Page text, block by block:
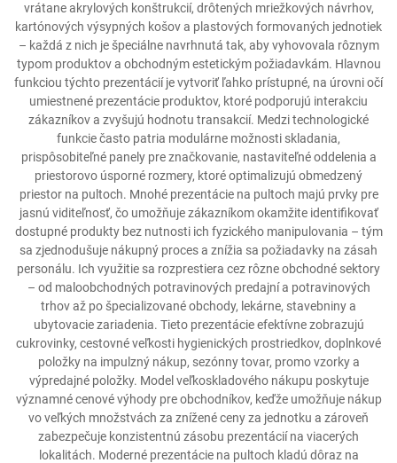
vrátane akrylových konštrukcií, drôtených mriežkových návrhov,
kartónových výsypných košov a plastových formovaných jednotiek
– každá z nich je špeciálne navrhnutá tak, aby vyhovovala rôznym
typom produktov a obchodným estetickým požiadavkám. Hlavnou
funkciou týchto prezentácií je vytvoriť ľahko prístupné, na úrovni očí
umiestnené prezentácie produktov, ktoré podporujú interakciu
zákazníkov a zvyšujú hodnotu transakcií. Medzi technologické
funkcie často patria modulárne možnosti skladania,
prispôsobiteľné panely pre značkovanie, nastaviteľné oddelenia a
priestorovo úsporné rozmery, ktoré optimalizujú obmedzený
priestor na pultoch. Mnohé prezentácie na pultoch majú prvky pre
jasnú viditeľnosť, čo umožňuje zákazníkom okamžite identifikovať
dostupné produkty bez nutnosti ich fyzického manipulovania – tým
sa zjednodušuje nákupný proces a znížia sa požiadavky na zásah
personálu. Ich využitie sa rozprestiera cez rôzne obchodné sektory
– od maloobchodných potravinových predajní a potravinových
trhov až po špecializované obchody, lekárne, stavebniny a
ubytovacie zariadenia. Tieto prezentácie efektívne zobrazujú
cukrovinky, cestovné veľkosti hygienických prostriedkov, doplnkové
položky na impulzný nákup, sezónny tovar, promo vzorky a
výpredajné položky. Model veľkoskladového nákupu poskytuje
významné cenové výhody pre obchodníkov, keďže umožňuje nákup
vo veľkých množstvách za znížené ceny za jednotku a zároveň
zabezpečuje konzistentnú zásobu prezentácií na viacerých
lokalitách. Moderné prezentácie na pultoch kladú dôraz na